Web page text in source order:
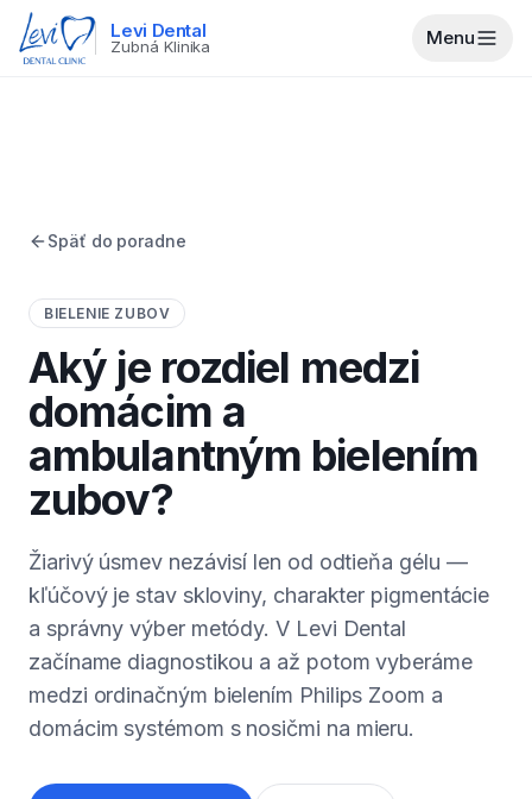
Levi Dental
Zubná Klinika Menu
Späť do poradne
BIELENIE ZUBOV
Aký je rozdiel medzi
domácim a
ambulantným bielením
zubov?
Žiarivý úsmev nezávisí len od odtieňa gélu —
kľúčový je stav skloviny, charakter pigmentácie
a správny výber metódy. V Levi Dental
začíname diagnostikou a až potom vyberáme
medzi ordinačným bielením Philips Zoom a
domácim systémom s nosičmi na mieru.